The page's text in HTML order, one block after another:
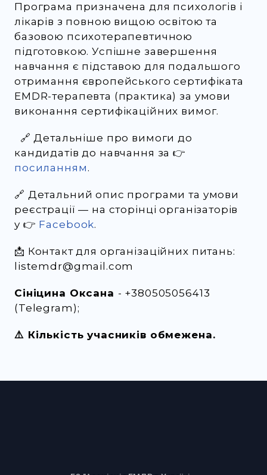
Програма призначена для психологів і
лікарів з повною вищою освітою та
базовою психотерапевтичною
підготовкою. Успішне завершення
навчання є підставою для подальшого
отримання європейського сертифіката
EMDR-терапевта (практика) за умови
виконання сертифікаційних вимог.
🔗 Детальніше про вимоги до
кандидатів до навчання за 👉
посиланням .
🔗 Детальний опис програми та умови
реєстрації — на сторінці організаторів
у 👉 Facebook.
📩 Контакт для організаційних питань:
listemdr@gmail.com
Сініцина Оксана - +380505056413
(Telegram);
⚠️ Кількість учасників обмежена.